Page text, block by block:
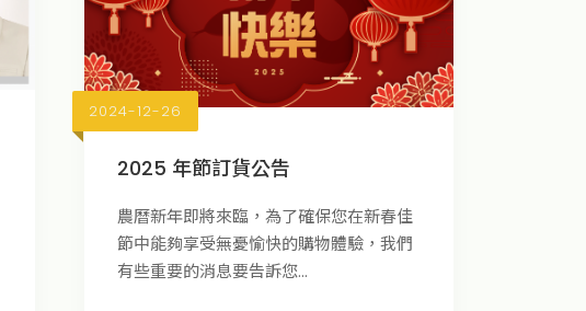
2024-12-26
2025 年節訂貨公告
農曆新年即將來臨，為了確保您在新春佳
節中能夠享受無憂愉快的購物體驗，我們
有些重要的消息要告訴您...